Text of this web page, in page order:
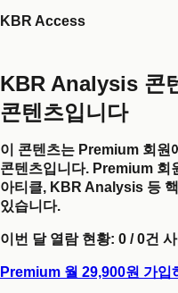
KBR Access
KBR Analysis 콘
콘텐츠입니다
이 콘텐츠는 Premium 회원
콘텐츠입니다. Premium 회
아티클, KBR Analysis 등
있습니다.
이번 달 열람 현황: 0 /0건
Premium 월 29,900원 가입